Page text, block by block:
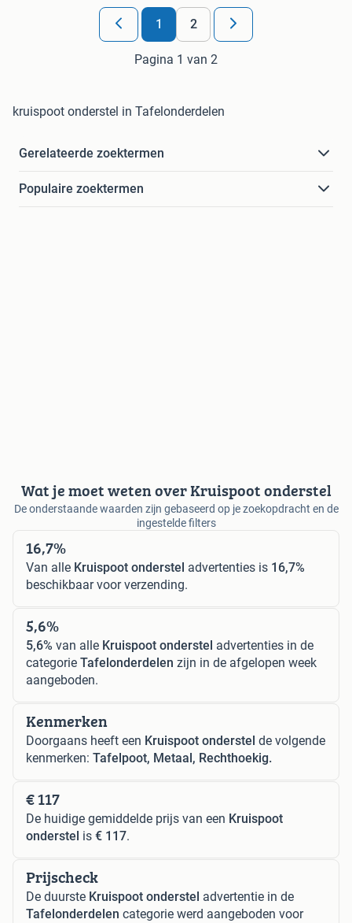
1 2
Pagina 1 van 2
kruispoot onderstel in Tafelonderdelen
Gerelateerde zoektermen
Populaire zoektermen
Wat je moet weten over Kruispoot onderstel
De onderstaande waarden zijn gebaseerd op je zoekopdracht en de
ingestelde filters
16,7%
Van alle Kruispoot onderstel advertenties is 16,7%
beschikbaar voor verzending.
5,6%
5,6% van alle Kruispoot onderstel advertenties in de
categorie Tafelonderdelen zijn in de afgelopen week
aangeboden.
Kenmerken
Doorgaans heeft een Kruispoot onderstel de volgende
kenmerken: Tafelpoot, Metaal, Rechthoekig.
€ 117
De huidige gemiddelde prijs van een Kruispoot
onderstel is € 117.
Prijscheck
De duurste Kruispoot onderstel advertentie in de
Tafelonderdelen categorie werd aangeboden voor